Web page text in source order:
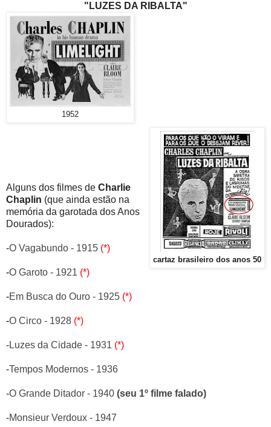
"LUZES DA RIBALTA"
1952
cartaz brasileiro dos anos 50
Alguns dos filmes de Charlie
Chaplin (que ainda estão na
memória da garotada dos Anos
Dourados):
-O Vagabundo - 1915 (*)
-O Garoto - 1921 (*)
-Em Busca do Ouro - 1925 (*)
-O Circo - 1928 (*)
-Luzes da Cidade - 1931 (*)
-Tempos Modernos - 1936
-O Grande Ditador - 1940 (seu 1º filme falado)
-Monsieur Verdoux - 1947